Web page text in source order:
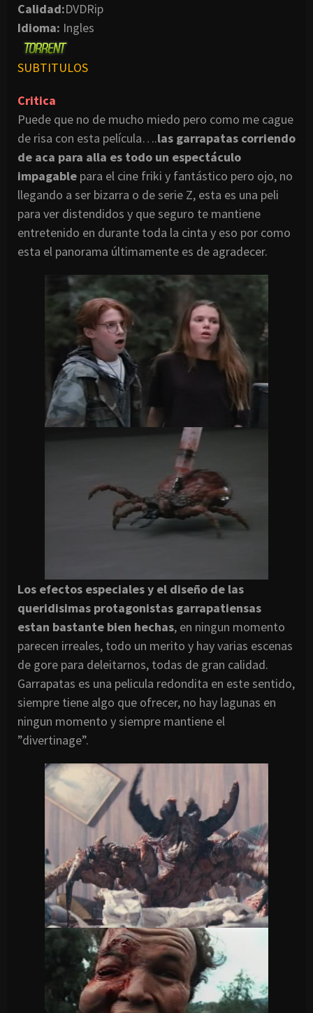
Calidad:DVDRip
Idioma: Ingles
SUBTITULOS
Critica
Puede que no de mucho miedo pero como me cague
de risa con esta película….las garrapatas corriendo
de aca para alla es todo un espectáculo
impagable para el cine friki y fantástico pero ojo, no
llegando a ser bizarra o de serie Z, esta es una peli
para ver distendidos y que seguro te mantiene
entretenido en durante toda la cinta y eso por como
esta el panorama últimamente es de agradecer.
Los efectos especiales y el diseño de las
queridisimas protagonistas garrapatiensas
estan bastante bien hechas, en ningun momento
parecen irreales, todo un merito y hay varias escenas
de gore para deleitarnos, todas de gran calidad.
Garrapatas es una pelicula redondita en este sentido,
siempre tiene algo que ofrecer, no hay lagunas en
ningun momento y siempre mantiene el
”divertinage”.